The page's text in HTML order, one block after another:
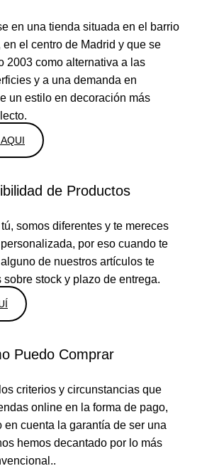
en una tienda situada en el barrio
el centro de Madrid y que se
2003 como alternativa a las
y a una demanda en
un estilo en decoración más
de Productos
somos diferentes y te mereces
por eso cuando te
de nuestros artículos te
sobre stock y plazo de entrega.
Puedo Comprar
criterios y circunstancias que
online en la forma de pago,
en cuenta la garantía de ser una
hemos decantado por lo más